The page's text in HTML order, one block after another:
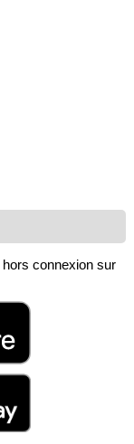
connexion sur